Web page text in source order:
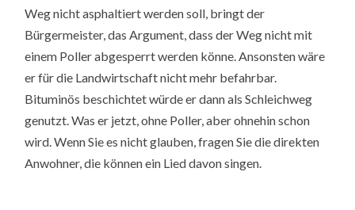
Weg nicht asphaltiert werden soll, bringt der
Bürgermeister, das Argument, dass der Weg nicht mit
einem Poller abgesperrt werden könne. Ansonsten wäre
er für die Landwirtschaft nicht mehr befahrbar.
Bituminös beschichtet würde er dann als Schleichweg
genutzt. Was er jetzt, ohne Poller, aber ohnehin schon
wird. Wenn Sie es nicht glauben, fragen Sie die direkten
Anwohner, die können ein Lied davon singen.